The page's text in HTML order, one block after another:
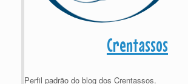
Crentassos
Perfil padrão do blog dos Crentassos.